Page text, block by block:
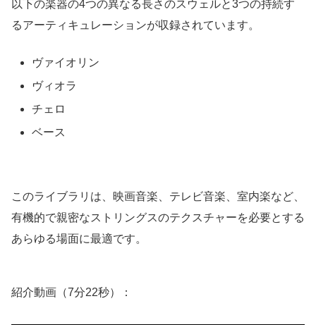
以下の楽器の4つの異なる長さのスウェルと3つの持続す
るアーティキュレーションが収録されています。
ヴァイオリン
ヴィオラ
チェロ
ベース
このライブラリは、映画音楽、テレビ音楽、室内楽など、
有機的で親密なストリングスのテクスチャーを必要とする
あらゆる場面に最適です。
紹介動画（7分22秒）：